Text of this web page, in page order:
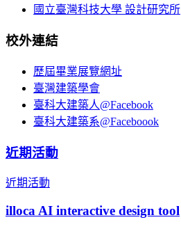
國立臺灣科技大學 設計研究所
校外連結
歷屆畢業展覽網址
臺灣建築學會
臺科大建築人@Facebook
臺科大建築系@Faceboook
近期活動
近期活動
illoca AI interactive design tool